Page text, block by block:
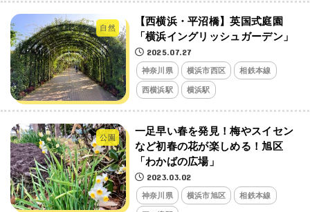
自然
【西横浜・平沼橋】英国式庭園
「横浜イングリッシュガーデン」
2025.07.27
神奈川県 横浜市西区 相鉄本線
西横浜駅 横浜駅
公園
一足早い春を発見！梅やスイセン
など初春の花が楽しめる！旭区
「わかばの広場」
2023.03.02
神奈川県 横浜市旭区 相鉄本線